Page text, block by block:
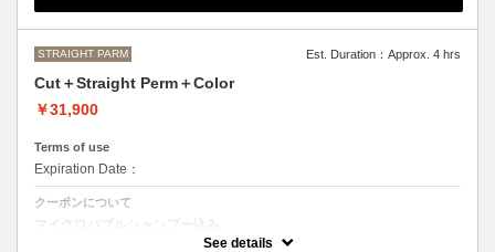
STRAIGHT PARM Est. Duration：Approx. 4 hrs
Cut＋Straight Perm＋Color
￥31,900
Terms of use
Expiration Date：
クーポンについて
マイクロバブルシャンプー込み
カット＋ストレートパーマ、縮毛矯正、ボリュームダウン＋デザインな
See details